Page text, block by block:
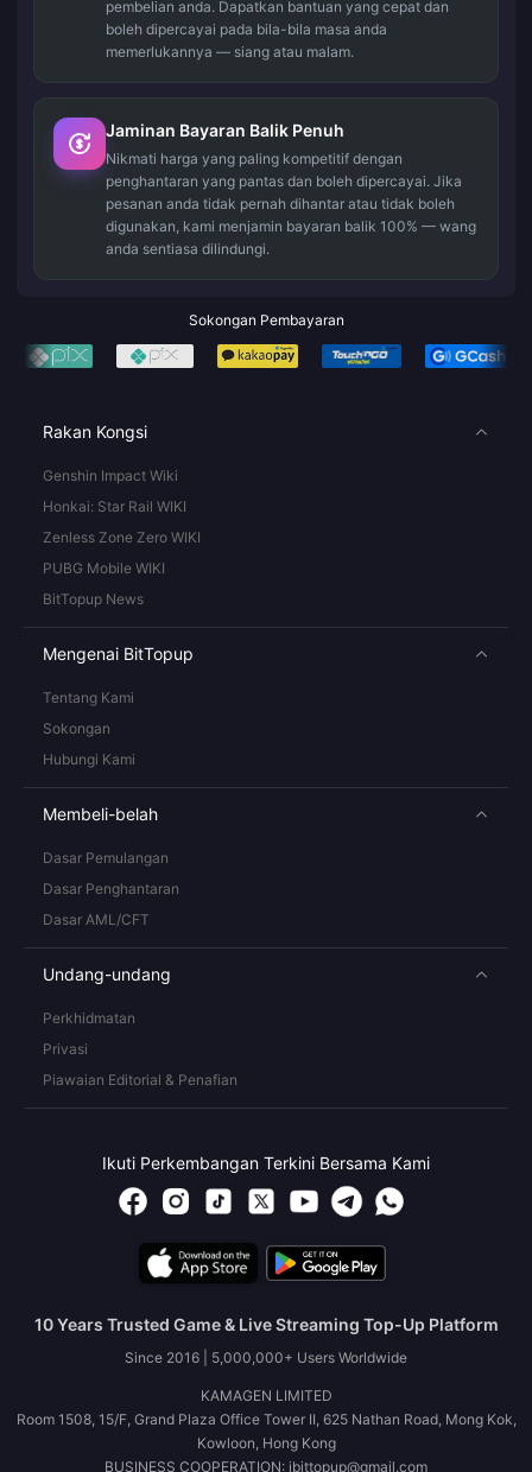
pembelian anda. Dapatkan bantuan yang cepat dan
boleh dipercayai pada bila-bila masa anda
memerlukannya — siang atau malam.
Jaminan Bayaran Balik Penuh
Nikmati harga yang paling kompetitif dengan
penghantaran yang pantas dan boleh dipercayai. Jika
pesanan anda tidak pernah dihantar atau tidak boleh
digunakan, kami menjamin bayaran balik 100% — wang
anda sentiasa dilindungi.
Sokongan Pembayaran
Rakan Kongsi
Genshin Impact Wiki
Honkai: Star Rail WIKI
Zenless Zone Zero WIKI
PUBG Mobile WIKI
BitTopup News
Mengenai BitTopup
Tentang Kami
Sokongan
Hubungi Kami
Membeli-belah
Dasar Pemulangan
Dasar Penghantaran
Dasar AML/CFT
Undang-undang
Perkhidmatan
Privasi
Piawaian Editorial & Penafian
Ikuti Perkembangan Terkini Bersama Kami
10 Years Trusted Game & Live Streaming Top-Up Platform
Since 2016 | 5,000,000+ Users Worldwide
KAMAGEN LIMITED
Room 1508, 15/F, Grand Plaza Office Tower II, 625 Nathan Road, Mong Kok,
Kowloon, Hong Kong
BUSINESS COOPERATION: ibittopup@gmail.com